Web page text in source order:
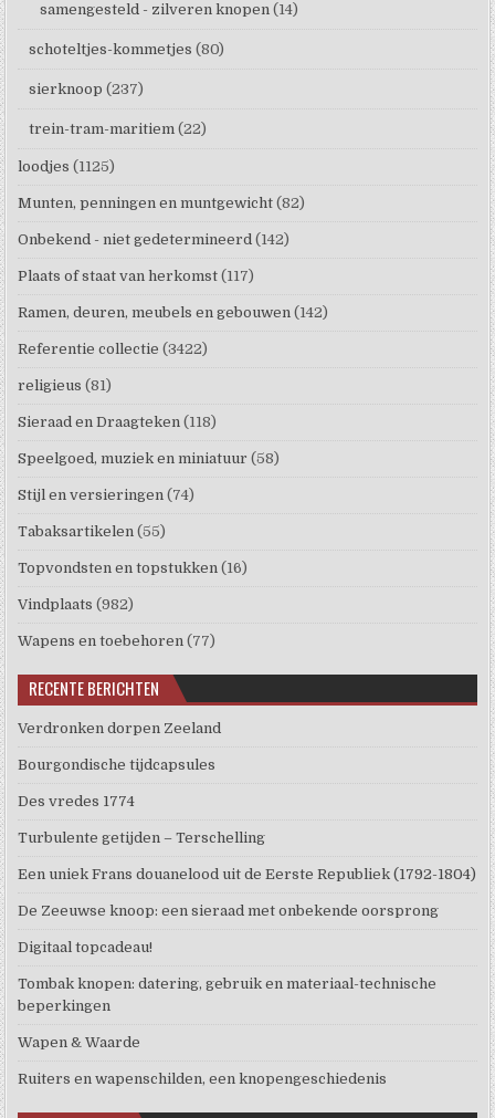
samengesteld - zilveren knopen (14)
schoteltjes-kommetjes (80)
sierknoop (237)
trein-tram-maritiem (22)
loodjes (1125)
Munten, penningen en muntgewicht (82)
Onbekend - niet gedetermineerd (142)
Plaats of staat van herkomst (117)
Ramen, deuren, meubels en gebouwen (142)
Referentie collectie (3422)
religieus (81)
Sieraad en Draagteken (118)
Speelgoed, muziek en miniatuur (58)
Stijl en versieringen (74)
Tabaksartikelen (55)
Topvondsten en topstukken (16)
Vindplaats (982)
Wapens en toebehoren (77)
RECENTE BERICHTEN
Verdronken dorpen Zeeland
Bourgondische tijdcapsules
Des vredes 1774
Turbulente getijden – Terschelling
Een uniek Frans douanelood uit de Eerste Republiek (1792-1804)
De Zeeuwse knoop: een sieraad met onbekende oorsprong
Digitaal topcadeau!
Tombak knopen: datering, gebruik en materiaal-technische
beperkingen
Wapen & Waarde
Ruiters en wapenschilden, een knopengeschiedenis